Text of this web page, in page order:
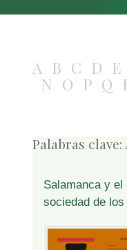
A B C D E
N O P Q
Palabras clave:
Salamanca y el
sociedad de